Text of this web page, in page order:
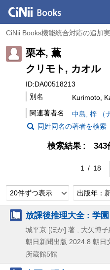
CiNii Books機能統合対応の追加
栗本, 薫
クリモト, カオル
ID:DA00518213
別名
Kurimoto,
関連著者名
中島, 梓 （
同姓同名の著者を検索
検索結果 343
1 / 18
20件ずつ表示 出版年：
放課後推理大全 : 学
城平京 [ほか] 著 ; 大矢博子
朝日新聞出版 2024.8 朝日
所蔵館5館